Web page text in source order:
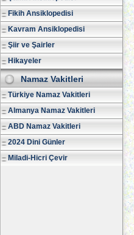
Fikih Ansiklopedisi
Kavram Ansiklopedisi
Şiir ve Şairler
Hikayeler
Namaz Vakitleri
Türkiye Namaz Vakitleri
Almanya Namaz Vakitleri
ABD Namaz Vakitleri
2024 Dini Günler
Miladi-Hicri Çevir